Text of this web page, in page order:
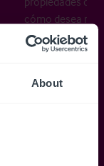
About
cómo desea